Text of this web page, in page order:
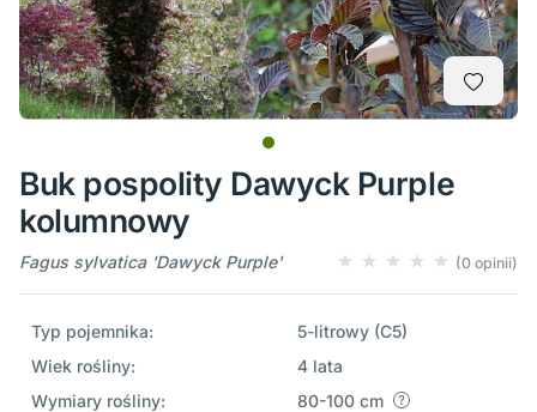
Buk pospolity Dawyck Purple
kolumnowy
Fagus sylvatica 'Dawyck Purple' (0 opinii)
Typ pojemnika:
5-litrowy (C5)
Wiek rośliny:
4 lata
Wymiary rośliny:
80-100 cm